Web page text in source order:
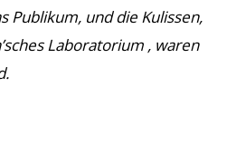
Publikum, und die Kulissen,
Laboratorium , waren